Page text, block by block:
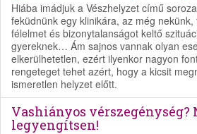
Hiába imádjuk a Vészhelyzet című
feküdnünk egy klinikára, az még
félelmet és bizonytalanságot keltő
gyereknek… Ám sajnos vannak olyan
elkerülhetetlen, ezért ilyenkor nagyon
rengeteget tehet azért, hogy a kicsit
ismeretlen helyzet előtt.
Vashiányos vérszegénység?
legyengítsen!